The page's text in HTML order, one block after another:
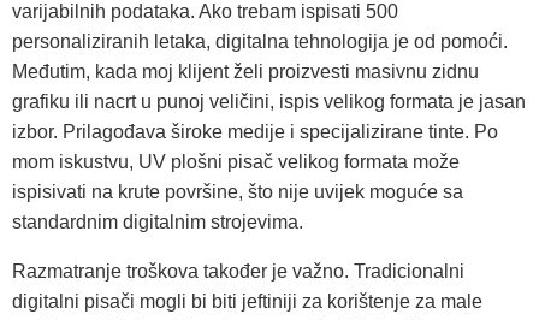
varijabilnih podataka. Ako trebam ispisati 500
personaliziranih letaka, digitalna tehnologija je od pomoći.
Međutim, kada moj klijent želi proizvesti masivnu zidnu
grafiku ili nacrt u punoj veličini, ispis velikog formata je jasan
izbor. Prilagođava široke medije i specijalizirane tinte. Po
mom iskustvu, UV plošni pisač velikog formata može
ispisivati na krute površine, što nije uvijek moguće sa
standardnim digitalnim strojevima.
Razmatranje troškova također je važno. Tradicionalni
digitalni pisači mogli bi biti jeftiniji za korištenje za male